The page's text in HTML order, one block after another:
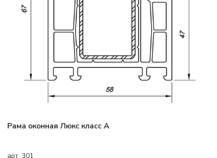
Рама оконная Люкс класс А
арт. 301